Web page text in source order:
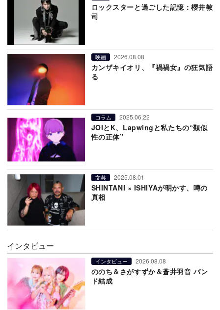
ロックスターと過ごした記憶：櫻井敦
司
映画 2026.08.08
カンザキイオリ、『禍禍女』の狂気語
る
コラム 2025.06.22
JOIとK、Lapwingと私たちの“類似
性の正体”
文芸 2025.08.01
SHINTANI × ISHIYAが明かす、噂の
真相
インタビュー
インタビュー 2026.08.08
ののち＆さがすずか＆蒼井羽音 バン
ド結成